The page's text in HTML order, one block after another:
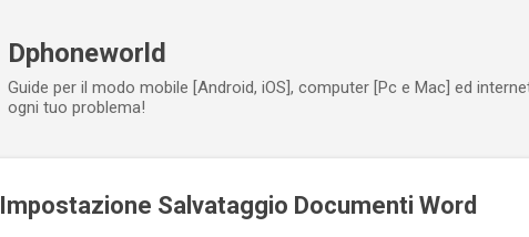
Dphoneworld
Guide per il modo mobile [Android, iOS], computer [Pc e Mac] ed
ogni tuo problema!
Impostazione Salvataggio Documenti Word